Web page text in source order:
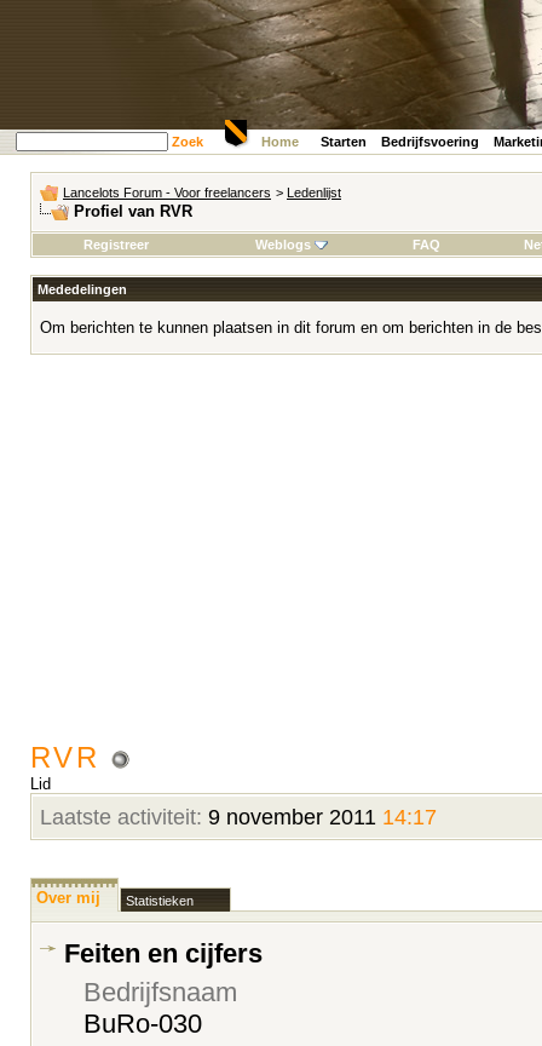
Zoek Home Starten Bedrijfsvoering
Lancelots Forum - Voor freelancers > Ledenlijst
Profiel van RVR
Registreer Weblogs FAQ
Mededelingen
Om berichten te kunnen plaatsen in dit forum en om berichten in de
RVR
Lid
Laatste activiteit: 9 november 2011 14:17
Over mij Statistieken
Feiten en cijfers
Bedrijfsnaam
BuRo-030